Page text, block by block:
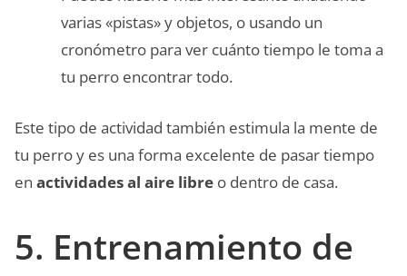
varias «pistas» y objetos, o usando un
cronómetro para ver cuánto tiempo le toma a
tu perro encontrar todo.
Este tipo de actividad también estimula la mente de
tu perro y es una forma excelente de pasar tiempo
en actividades al aire libre o dentro de casa.
5. Entrenamiento de